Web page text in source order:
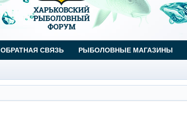
ОБРАТНАЯ СВЯЗЬ РЫБОЛОВНЫЕ МАГАЗИНЫ